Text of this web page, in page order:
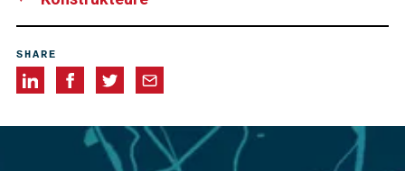
Chicago, USA
SHARE